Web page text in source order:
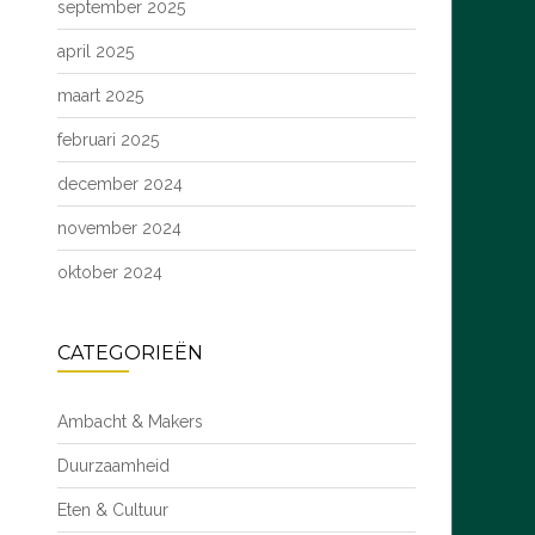
september 2025
april 2025
maart 2025
februari 2025
december 2024
november 2024
oktober 2024
CATEGORIEËN
Ambacht & Makers
Duurzaamheid
Eten & Cultuur